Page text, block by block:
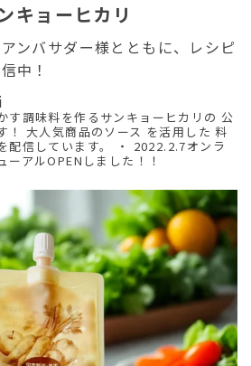
キョーヒカリ
ンバサダー様とともに、レシピ
中！
す調味料を作るサンキョーヒカリの 公
！ 大人気商品のソース を活用した 料
信しています。
・
2022.2.7オンラ
ーアルOPENしました！！